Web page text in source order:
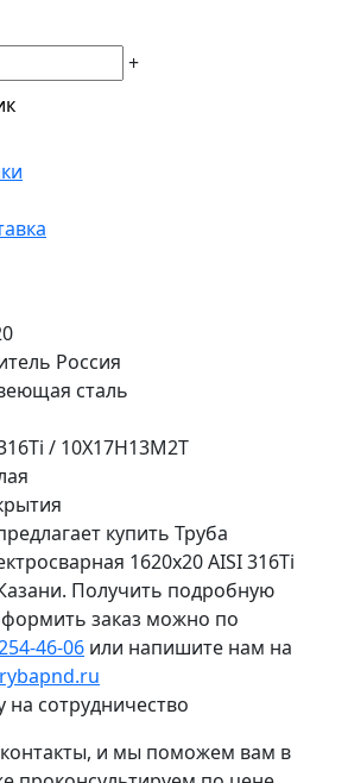
+
Россия
сталь
/ 10Х17Н13М2Т
купить Труба
1620х20 AISI 316Ti
Получить подробную
заказ можно по
46-06 или напишите нам на
на сотрудничество
и мы поможем вам в